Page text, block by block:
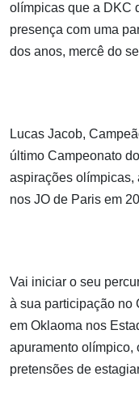
olímpicas que a DKC
presença com uma
dos anos, mercê do
Lucas Jacob,
último Campeonato
aspirações olímpicas,
nos JO de Paris em
Vai iniciar o seu
à sua participação no
em Oklaoma nos
apuramento olímpico,
pretensões de